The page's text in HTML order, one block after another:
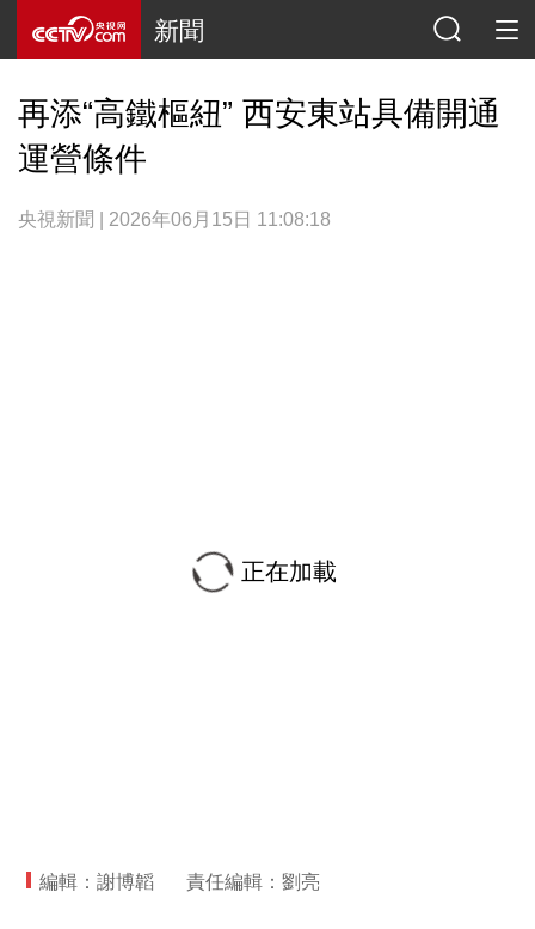
新聞
再添“高鐵樞紐” 西安東站具備開通
運營條件
央視新聞 | 2026年06月15日 11:08:18
正在加載
編輯：謝博韜 責任編輯：劉亮